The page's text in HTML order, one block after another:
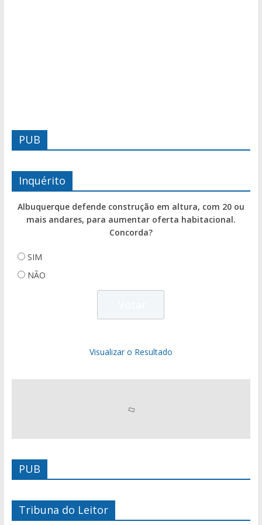
PUB
Inquérito
Albuquerque defende construção em altura, com 20 ou
mais andares, para aumentar oferta habitacional.
Concorda?
SIM
NÃO
Visualizar o Resultado
PUB
Tribuna do Leitor